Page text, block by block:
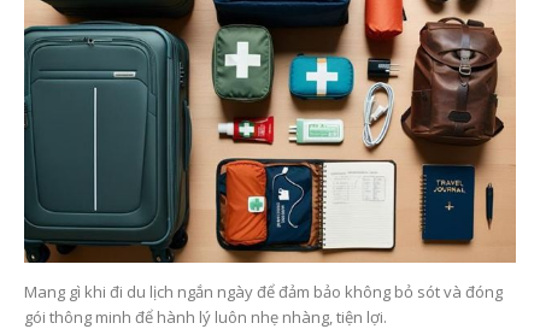
Mang gì khi đi du lịch ngắn ngày để đảm bảo không bỏ sót và đóng
gói thông minh để hành lý luôn nhẹ nhàng, tiện lợi.